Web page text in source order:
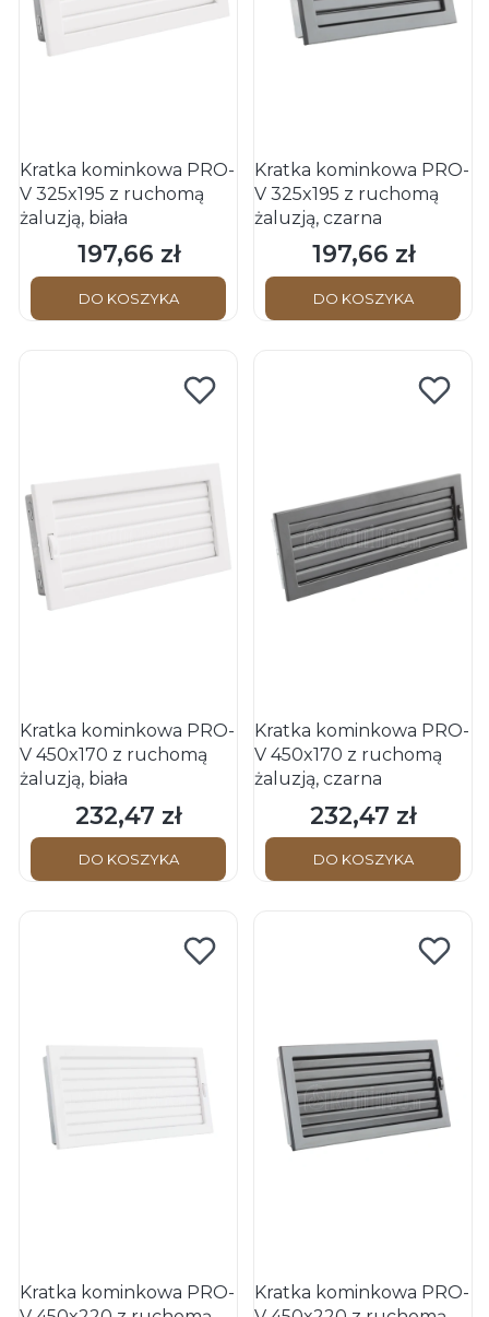
Kratka kominkowa PRO-
V 325x195 z ruchomą
żaluzją, biała
Cena
197,66 zł
DO KOSZYKA
Kratka kominkowa PRO-
V 325x195 z ruchomą
żaluzją, czarna
Cena
197,66 zł
DO KOSZYKA
Kratka kominkowa PRO-
V 450x170 z ruchomą
żaluzją, biała
Cena
232,47 zł
DO KOSZYKA
Kratka kominkowa PRO-
V 450x170 z ruchomą
żaluzją, czarna
Cena
232,47 zł
DO KOSZYKA
Kratka kominkowa PRO-
Kratka kominkowa PRO-